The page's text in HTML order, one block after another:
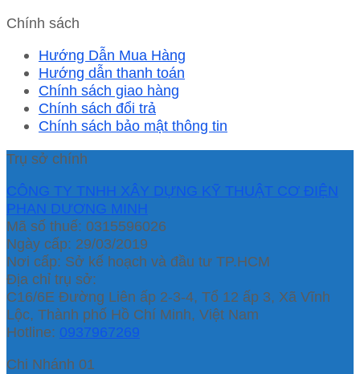
Chính sách
Hướng Dẫn Mua Hàng
Hướng dẫn thanh toán
Chính sách giao hàng
Chính sách đổi trả
Chính sách bảo mật thông tin
Trụ sở chính
CÔNG TY TNHH XÂY DỰNG KỸ THUẬT CƠ ĐIỆN
PHAN DƯƠNG MINH
Mã số thuế: 0315596026
Ngày cấp: 29/03/2019
Nơi cấp: Sở kế hoạch và đầu tư TP.HCM
Địa chỉ trụ sở:
C16/6E Đường Liên ấp 2-3-4, Tổ 12 ấp 3, Xã Vĩnh
Lộc, Thành phố Hồ Chí Minh, Việt Nam
Hotline: 0937967269
Chi Nhánh 01